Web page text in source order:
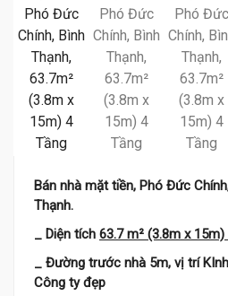
Bán nhà mặt tiền, Phó Đức
Thạnh.
_ Diện tích 63.7 m² (3.8m x
_ Đường trước nhà 5m, vị trí
Công ty đẹp